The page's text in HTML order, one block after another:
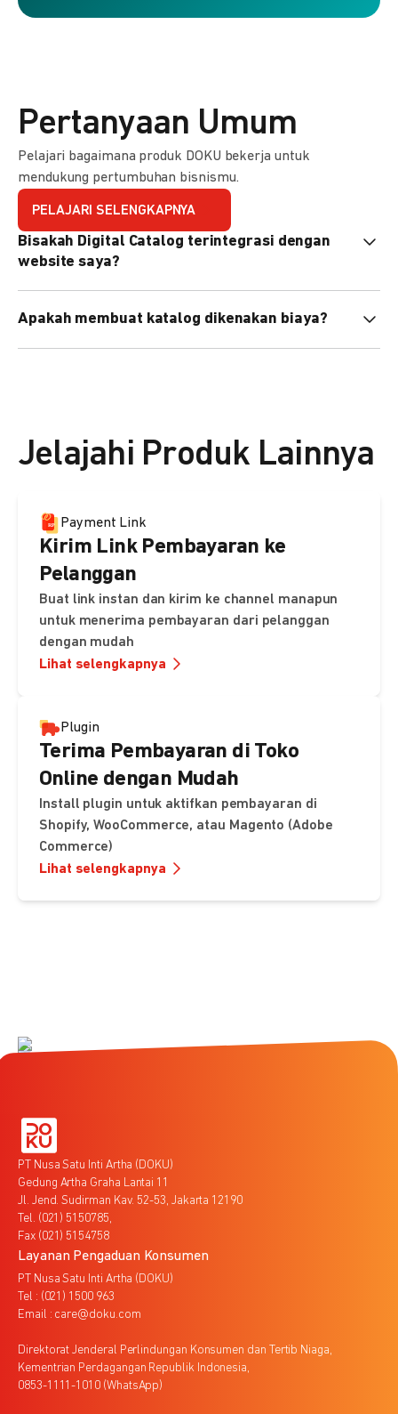
Pertanyaan Umum
Pelajari bagaimana produk DOKU bekerja untuk
mendukung pertumbuhan bisnismu.
PELAJARI SELENGKAPNYA
Bisakah Digital Catalog terintegrasi dengan
website saya?
atau menyematkan QR code di website Anda.
Apakah membuat katalog dikenakan biaya?
Jelajahi Produk Lainnya
Payment Link
Kirim Link Pembayaran ke
Pelanggan
Buat link instan dan kirim ke channel manapun
untuk menerima pembayaran dari pelanggan
dengan mudah
Lihat selengkapnya
Plugin
Terima Pembayaran di Toko
Online dengan Mudah
Install plugin untuk aktifkan pembayaran di
Shopify, WooCommerce, atau Magento (Adobe
Commerce)
Lihat selengkapnya
PT Nusa Satu Inti Artha (DOKU)
Gedung Artha Graha Lantai 11
Jl. Jend. Sudirman Kav. 52-53, Jakarta 12190
Tel. (021) 5150785,
Fax (021) 5154758
Layanan Pengaduan Konsumen
PT Nusa Satu Inti Artha (DOKU)
Tel : (021) 1500 963
Email : care@doku.com
Direktorat Jenderal Perlindungan Konsumen dan Tertib Niaga,
Kementrian Perdagangan Republik Indonesia,
0853-1111-1010 (WhatsApp)